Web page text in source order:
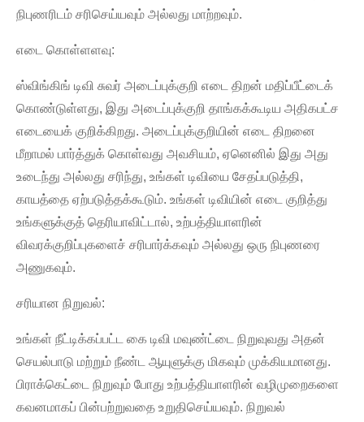
நிபுணரிடம் சரிசெய்யவும் அல்லது மாற்றவும்.
எடை கொள்ளளவு:
ஸ்விங்கிங் டிவி சுவர் அடைப்புக்குறி எடை திறன் மதிப்பீட்டைக்
கொண்டுள்ளது, இது அடைப்புக்குறி தாங்கக்கூடிய அதிகபட்ச
எடையைக் குறிக்கிறது. அடைப்புக்குறியின் எடை திறனை
மீறாமல் பார்த்துக் கொள்வது அவசியம், ஏனெனில் இது அது
உடைந்து அல்லது சரிந்து, உங்கள் டிவியை சேதப்படுத்தி,
காயத்தை ஏற்படுத்தக்கூடும். உங்கள் டிவியின் எடை குறித்து
உங்களுக்குத் தெரியாவிட்டால், உற்பத்தியாளரின்
விவரக்குறிப்புகளைச் சரிபார்க்கவும் அல்லது ஒரு நிபுணரை
அணுகவும்.
சரியான நிறுவல்:
உங்கள் நீட்டிக்கப்பட்ட கை டிவி மவுண்ட்டை நிறுவுவது அதன்
செயல்பாடு மற்றும் நீண்ட ஆயுளுக்கு மிகவும் முக்கியமானது.
பிராக்கெட்டை நிறுவும் போது உற்பத்தியாளரின் வழிமுறைகளை
கவனமாகப் பின்பற்றுவதை உறுதிசெய்யவும். நிறுவல்